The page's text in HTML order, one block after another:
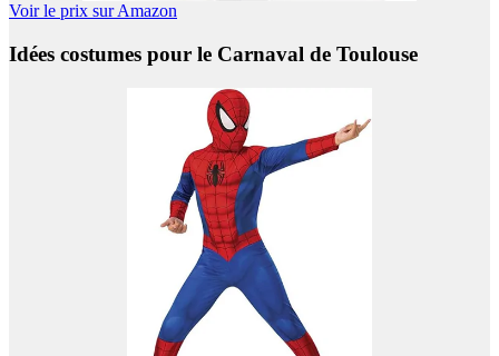
Voir le prix sur Amazon
Idées costumes pour le Carnaval de Toulouse